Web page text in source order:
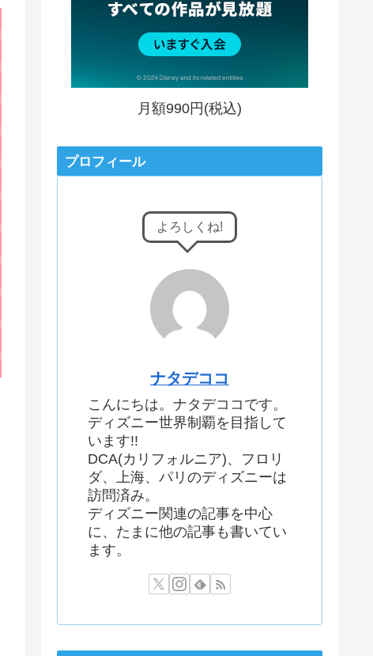
月額990円(税込)
プロフィール
よろしくね!
ナタデココ
こんにちは。ナタデココです。
ディズニー世界制覇を目指して
います!!
DCA(カリフォルニア)、フロリ
ダ、上海、パリのディズニーは
訪問済み。
ディズニー関連の記事を中心
に、たまに他の記事も書いてい
ます。